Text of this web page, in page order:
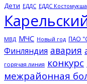
Дети ЕДДС ЕДДС Костомукша
МВД МЧС Новый год ПАО
Финляндия авария
горячая линия конкурс
межрайонная